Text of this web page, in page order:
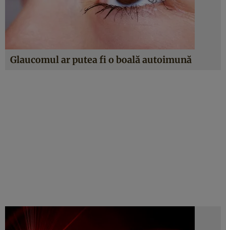
Glaucomul ar putea fi o boală autoimună